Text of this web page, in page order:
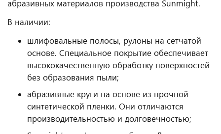
абразивных материалов производства Sunmight.
В наличии:
шлифовальные полосы, рулоны на сетчатой
основе. Специальное покрытие обеспечивает
высококачественную обработку поверхностей
без образования пыли;
абразивные круги на основе из прочной
синтетической пленки. Они отличаются
производительностью и долговечностью;